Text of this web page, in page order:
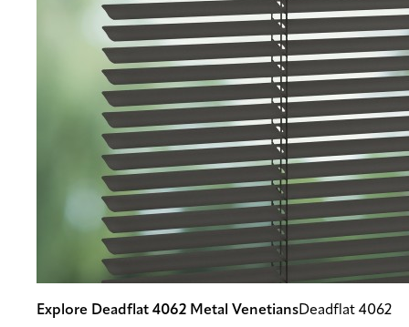
Explore Deadflat 4062 Metal VenetiansDeadflat 4062